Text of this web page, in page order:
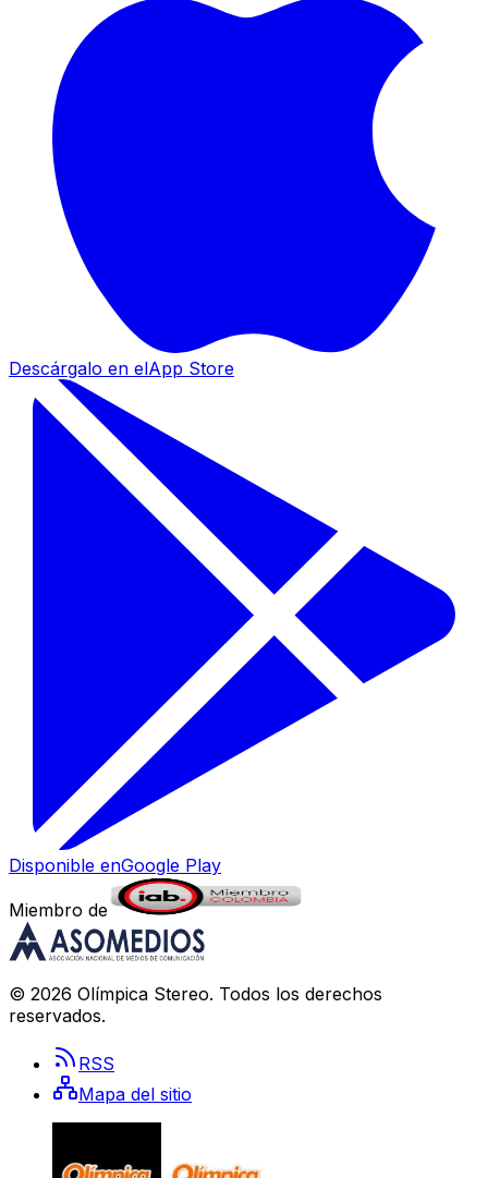
Descárgalo en elApp Store
Disponible enGoogle Play
Miembro de
© 2026 Olímpica Stereo. Todos los derechos
reservados.
RSS
Mapa del sitio